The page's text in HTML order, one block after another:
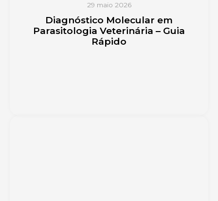
29 maio 2026
Diagnóstico Molecular em
Parasitologia Veterinária – Guia
Rápido